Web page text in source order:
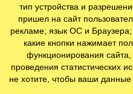
тип устройства и
пришел на сайт
рекламе; язык ОС и Браузера;
какие кнопки нажимает
функционирования сайта,
проведения статистических
не хотите, чтобы ваши данные